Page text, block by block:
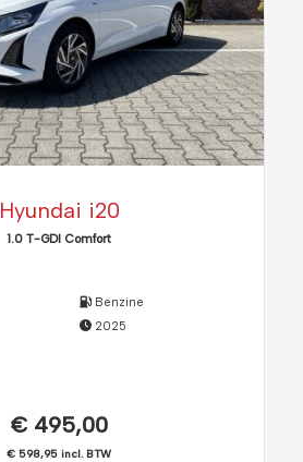
Hyundai i20
1.0 T-GDI Comfort
Benzine
2025
€ 495,00
€ 598,95 incl. BTW